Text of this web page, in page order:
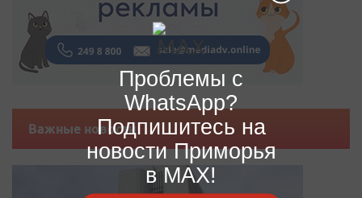
Важные новости
Проблемы с
WhatsApp?
Подпишитесь на
новости Приморья
в MAX!